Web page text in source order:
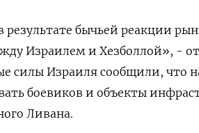
‌бычьей реакции
Израилем и Хезболлой», -
​силы Израиля сообщили, что
‌боевиков и объекты
Ливана.